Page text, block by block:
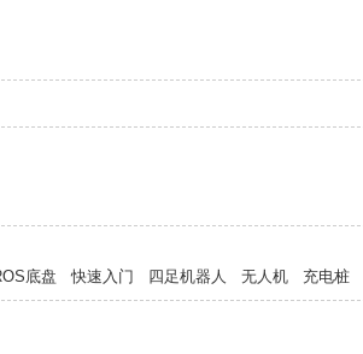
底盘 快速入门 四足机器人 无人机 充电桩